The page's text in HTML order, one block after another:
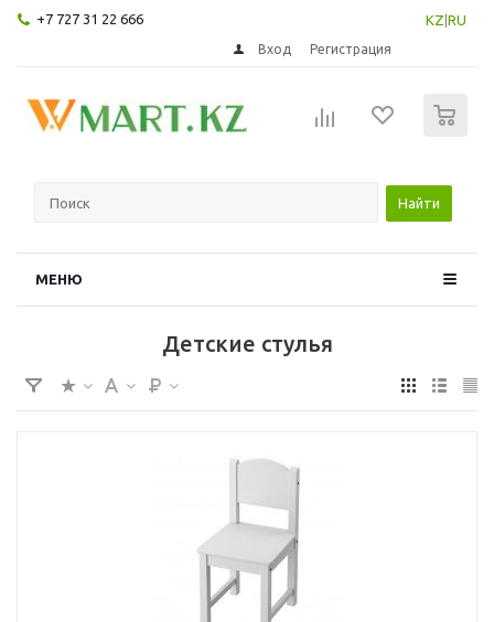
+7 727 31 22 666 KZ RU
Вход Регистрация
Найти
МЕНЮ
Детские стулья